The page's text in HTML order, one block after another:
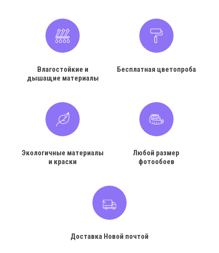
Влагостойкие и
дышащие материалы
Бесплатная цветопроба
Экологичные материалы
и краски
Любой размер
фотообоев
Доставка Новой почтой